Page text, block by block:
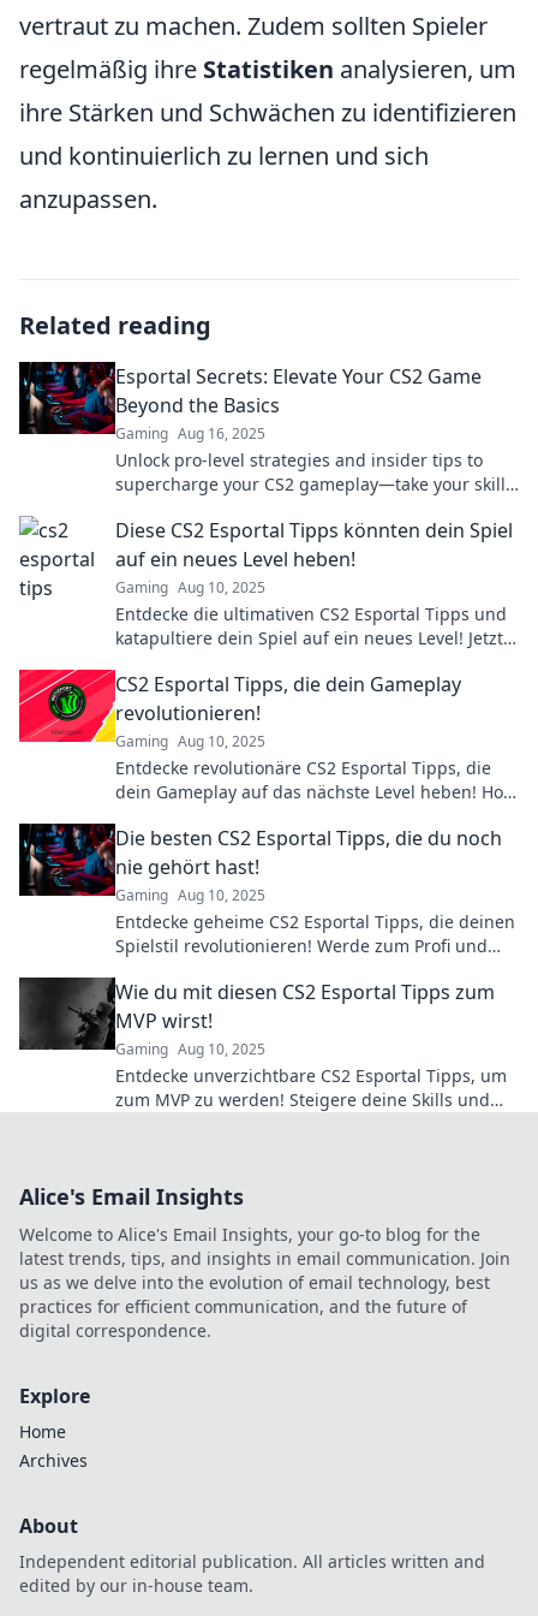
vertraut zu machen. Zudem sollten Spieler
regelmäßig ihre Statistiken analysieren, um
ihre Stärken und Schwächen zu identifizieren
und kontinuierlich zu lernen und sich
anzupassen.
Related reading
Esportal Secrets: Elevate Your CS2 Game
Beyond the Basics
Gaming Aug 16, 2025
Unlock pro-level strategies and insider tips to
supercharge your CS2 gameplay—take your skills
Diese CS2 Esportal Tipps könnten dein Spiel
auf ein neues Level heben!
Gaming Aug 10, 2025
Entdecke die ultimativen CS2 Esportal Tipps und
katapultiere dein Spiel auf ein neues Level! Jetzt
CS2 Esportal Tipps, die dein Gameplay
revolutionieren!
Gaming Aug 10, 2025
Entdecke revolutionäre CS2 Esportal Tipps, die
dein Gameplay auf das nächste Level heben! Hol
Die besten CS2 Esportal Tipps, die du noch
nie gehört hast!
Gaming Aug 10, 2025
Entdecke geheime CS2 Esportal Tipps, die deinen
Spielstil revolutionieren! Werde zum Profi und
Wie du mit diesen CS2 Esportal Tipps zum
MVP wirst!
Gaming Aug 10, 2025
Entdecke unverzichtbare CS2 Esportal Tipps, um
zum MVP zu werden! Steigere deine Skills und
Alice's Email Insights
Welcome to Alice's Email Insights, your go-to blog for the
latest trends, tips, and insights in email communication. Join
us as we delve into the evolution of email technology, best
practices for efficient communication, and the future of
digital correspondence.
Explore
Home
Archives
About
Independent editorial publication. All articles written and
edited by our in-house team.